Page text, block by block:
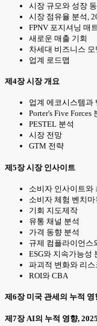
시장 규모와 성장
시장 점유율 분석,
FPNV 포지셔닝 매
새로운 매출 기회
차세대 비즈니스 모
업계 로드맵
제4장 시장 개요
업계 에코시스템과
Porter's Five Forces
PESTEL 분석
시장 전망
GTM 전략
제5장 시장 인사이트
소비자 인사이트와
소비자 체험 벤치마
기회 지도제작
유통 채널 분석
가격 동향 분석
규제 컴플라이언스
ESG와 지속가능성
파괴적 변화와 리
ROI와 CBA
제6장 미국 관세의 누적 영
제7장 AI의 누적 영향, 2025